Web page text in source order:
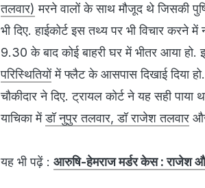
तलवार) मरने वालों के साथ मौजूद थे जिसकी
भी दिए. हाईकोर्ट इस तथ्य पर भी विचार करने
9.30 के बाद कोई बाहरी घर में भीतर आया हो.
परिस्थितियोंमें फ्लैट के आसपास दिखाई दिया
चौकीदार ने दिए. ट्रायल कोर्ट ने यह सही
याचिका मेंडॉ नुपुर तलवार, डॉ राजेश तलवार
यह भी पढ़ें : आरुषि-हेमराज मर्डर केस : राजेश और